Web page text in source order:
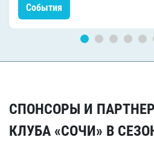
События
СПОНСОРЫ И
КЛУБА «СОЧИ» В